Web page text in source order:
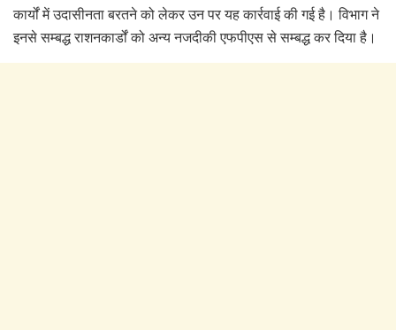
कार्यों में उदासीनता बरतने को लेकर उन पर यह कार्रवाई की गई है। विभाग ने
इनसे सम्बद्ध राशनकार्डों को अन्य नजदीकी एफपीएस से सम्बद्ध कर दिया है।